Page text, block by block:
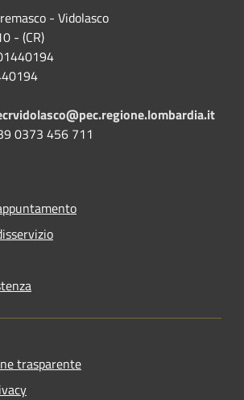
- Vidolasco
- (CR)
0373 456 711
trasparente